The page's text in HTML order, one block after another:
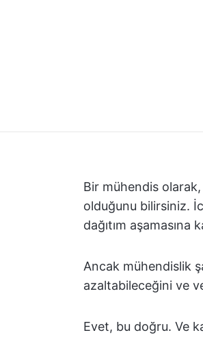
Bir mühendis olarak,
olduğunu bilirsiniz.
dağıtım aşamasına
Ancak mühendislik
azaltabileceğini ve
Evet, bu doğru. Ve